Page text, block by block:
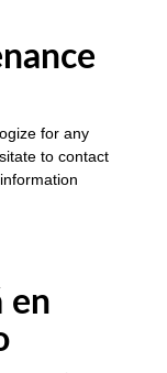
for any
to contact
en